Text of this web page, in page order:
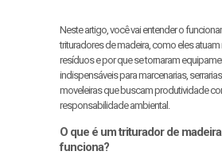
Neste artigo, você vai entender o
trituradores de madeira, como eles
resíduos e por que se tornaram
indispensáveis para marcenarias,
moveleiras que buscam produtividade
responsabilidade ambiental.
O que é um triturador de
funciona?